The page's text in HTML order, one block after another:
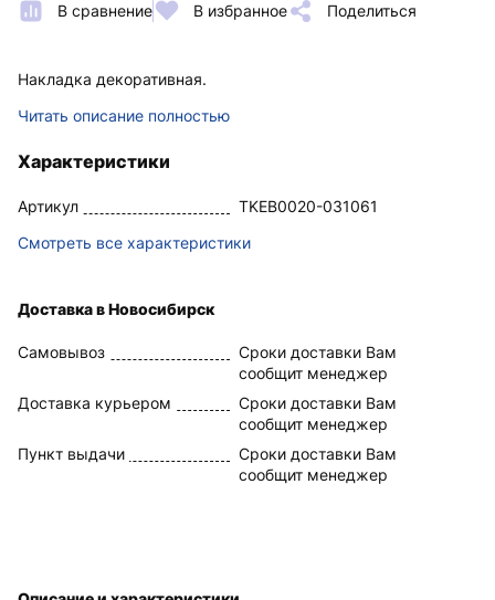
В сравнение В избранное Поделиться
Накладка декоративная.
Читать описание полностью
Характеристики
Артикул
TKEB0020-031061
Смотреть все характеристики
Доставка в Новосибирск
Самовывоз
Сроки доставки Вам
сообщит менеджер
Доставка курьером
Сроки доставки Вам
сообщит менеджер
Пункт выдачи
Сроки доставки Вам
сообщит менеджер